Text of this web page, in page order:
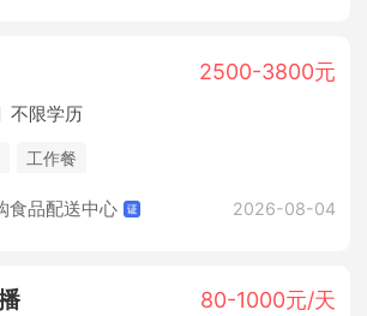
2500-3800元
不限学历
工作餐
食品配送中心 2026-08-04
80-1000元/天